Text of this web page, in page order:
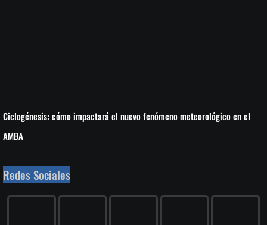
Ciclogénesis: cómo impactará el nuevo fenómeno meteorológico en el
AMBA
Redes Sociales